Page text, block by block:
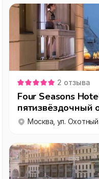
2 отзыва
Four Seasons
пятизвёздочный
центре Москвы
Москва, ул.